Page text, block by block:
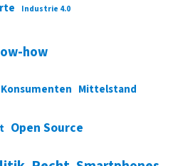
Industrie 4.0
how
Konsumenten Mittelstand
Open Source